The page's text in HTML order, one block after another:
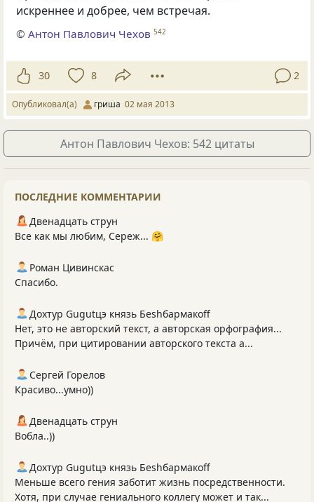
искреннее и добрее, чем встречая.
©Антон Павлович Чехов 542
30 8 2
Опубликовал(а) гриша 02 мая 2013
Антон Павлович Чехов: 542 цитаты
ПОСЛЕДНИЕ КОММЕНТАРИИ
Двенадцать струн
Все как мы любим, Сереж... 🤗
Роман Цивинскас
Спасибо.
Дохтур Gugutцэ князь Беshбармакоff
Нет, это не авторский текст, а авторская орфография...
Причём, при цитировании авторского текста а...
Сергей Горелов
Красиво...умно))
Двенадцать струн
Вобла..))
Дохтур Gugutцэ князь Беshбармакоff
Меньше всего гения заботит жизнь посредственности.
Хотя, при случае гениального коллегу может и так...